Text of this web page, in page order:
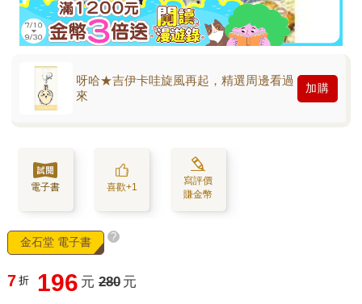
呀哈★吉伊卡哇旋風再起，精選周邊看過
來
加購
電子書 喜歡+1
寫評價
賺金幣
金石堂 電子書 ?
7 折 196 元 280 元